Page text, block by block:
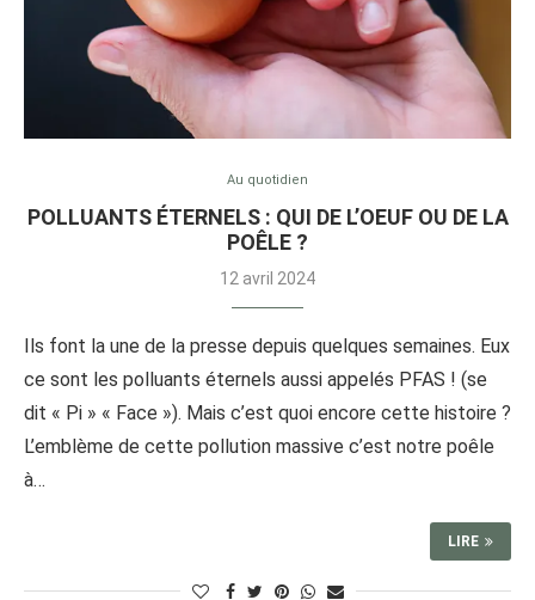
Au quotidien
POLLUANTS ÉTERNELS : QUI DE L’OEUF OU DE LA
POÊLE ?
12 avril 2024
Ils font la une de la presse depuis quelques semaines. Eux
ce sont les polluants éternels aussi appelés PFAS ! (se
dit « Pi » « Face »). Mais c’est quoi encore cette histoire ?
L’emblème de cette pollution massive c’est notre poêle
à…
LIRE